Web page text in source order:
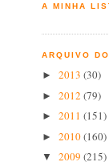
A MINHA
ARQUIVO
► 2013 (30)
► 2012 (79)
► 2011 (151)
► 2010(160)
▼ 2009 (215)